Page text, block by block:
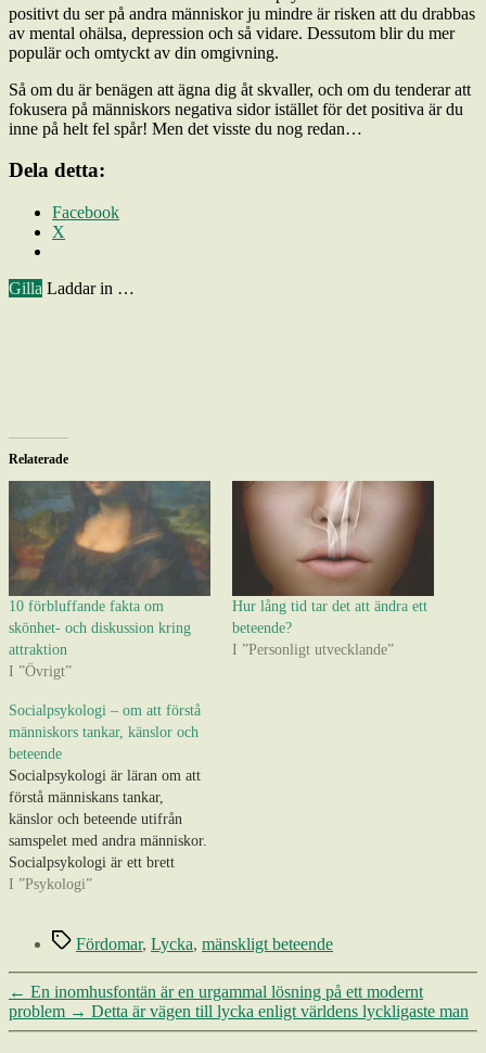
positivt du ser på andra människor ju mindre är risken att du drabbas
av mental ohälsa, depression och så vidare. Dessutom blir du mer
populär och omtyckt av din omgivning.
Så om du är benägen att ägna dig åt skvaller, och om du tenderar att
fokusera på människors negativa sidor istället för det positiva är du
inne på helt fel spår! Men det visste du nog redan…
Dela detta:
Facebook
X
Gilla Laddar in …
Relaterade
10 förbluffande fakta om
skönhet- och diskussion kring
attraktion
I ”Övrigt”
Hur lång tid tar det att ändra ett
beteende?
I ”Personligt utvecklande”
Socialpsykologi – om att förstå
människors tankar, känslor och
beteende
Socialpsykologi är läran om att
förstå människans tankar,
känslor och beteende utifrån
samspelet med andra människor.
Socialpsykologi är ett brett
ämne som rör sig inom såväl
sociologin och handlar om att
försöka förstå hur människans
tankar, känslor och beteende
påverkas av andra människors
sociala närvaro. Faktum är…
I ”Psykologi”
Etiketter
Fördomar, Lycka, mänskligt beteende
← En inomhusfontän är en urgammal lösning på ett modernt
problem → Detta är vägen till lycka enligt världens lyckligaste man